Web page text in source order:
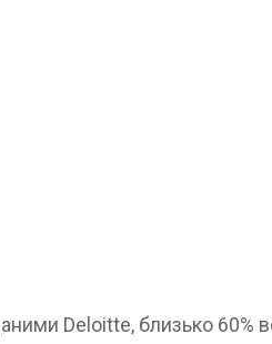
Deloitte, близько 60%